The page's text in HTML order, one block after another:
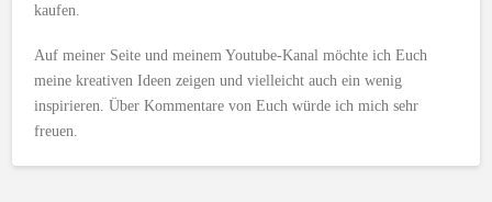
kaufen.
Auf meiner Seite und meinem Youtube-Kanal möchte ich Euch
meine kreativen Ideen zeigen und vielleicht auch ein wenig
inspirieren. Über Kommentare von Euch würde ich mich sehr
freuen.